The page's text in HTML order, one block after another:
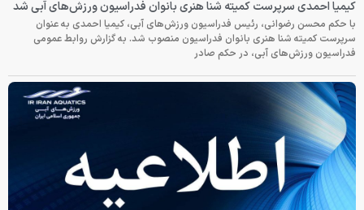
کیمیا احمدی سرپرست کمیته شنا هنری بانوان فدراسیون ورزش‌های آبی شد
با حکم محسن رضوانی، رئیس فدراسیون ورزش‌های آبی، کیمیا احمدی به عنوان
سرپرست کمیته شنا هنری بانوان فدراسیون منصوب شد. به گزارش روابط عمومی
فدراسیون ورزش‌های آبی، در حکم صادر